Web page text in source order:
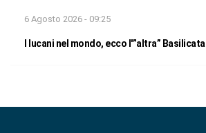
6 Agosto 2026 - 09:25
I lucani nel mondo, ecco l'”altra” Basilicata